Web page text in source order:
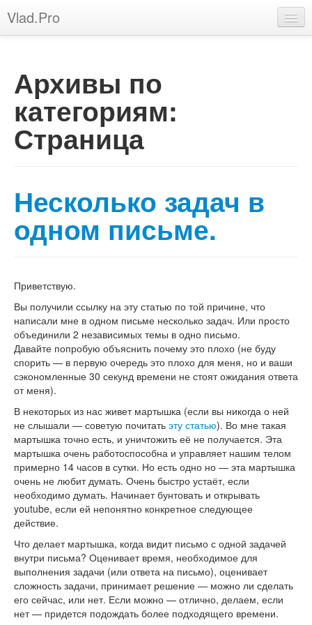
Vlad.Pro
inkvizitor68sl
Основное меню
Vlad.Pro
Контакты
Услуги
Архивы по
категориям:
Страница
Несколько задач в
одном письме.
Приветствую.
Вы получили ссылку на эту статью по той причине, что
написали мне в одном письме несколько задач. Или просто
объединили 2 независимых темы в одно письмо.
Давайте попробую объяснить почему это плохо (не буду
спорить — в первую очередь это плохо для меня, но и ваши
сэкономленные 30 секунд времени не стоят ожидания ответа
от меня).
В некоторых из нас живет мартышка (если вы никогда о ней
не слышали — советую почитать эту статью). Во мне такая
мартышка точно есть, и уничтожить её не получается. Эта
мартышка очень работоспособна и управляет нашим телом
примерно 14 часов в сутки. Но есть одно но — эта мартышка
очень не любит думать. Очень быстро устаёт, если
необходимо думать. Начинает бунтовать и открывать
youtube, если ей непонятно конкретное следующее
действие.
Что делает мартышка, когда видит письмо с одной задачей
внутри письма? Оценивает время, необходимое для
выполнения задачи (или ответа на письмо), оценивает
сложность задачи, принимает решение — можно ли сделать
его сейчас, или нет. Если можно — отлично, делаем, если
нет — придется подождать более подходящего времени.